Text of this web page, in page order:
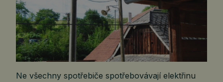
Ne všechny spotřebiče spotřebovávají elektřinu